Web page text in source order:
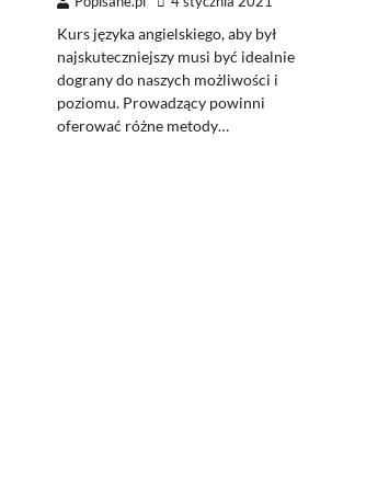
Kurs języka angielskiego, aby był
najskuteczniejszy musi być idealnie
dograny do naszych możliwości i
poziomu. Prowadzący powinni
oferować różne metody…